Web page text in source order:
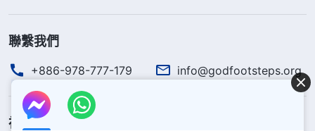
聯繫我們
+886-978-777-179 info@godfootsteps.org
神的國度降臨了